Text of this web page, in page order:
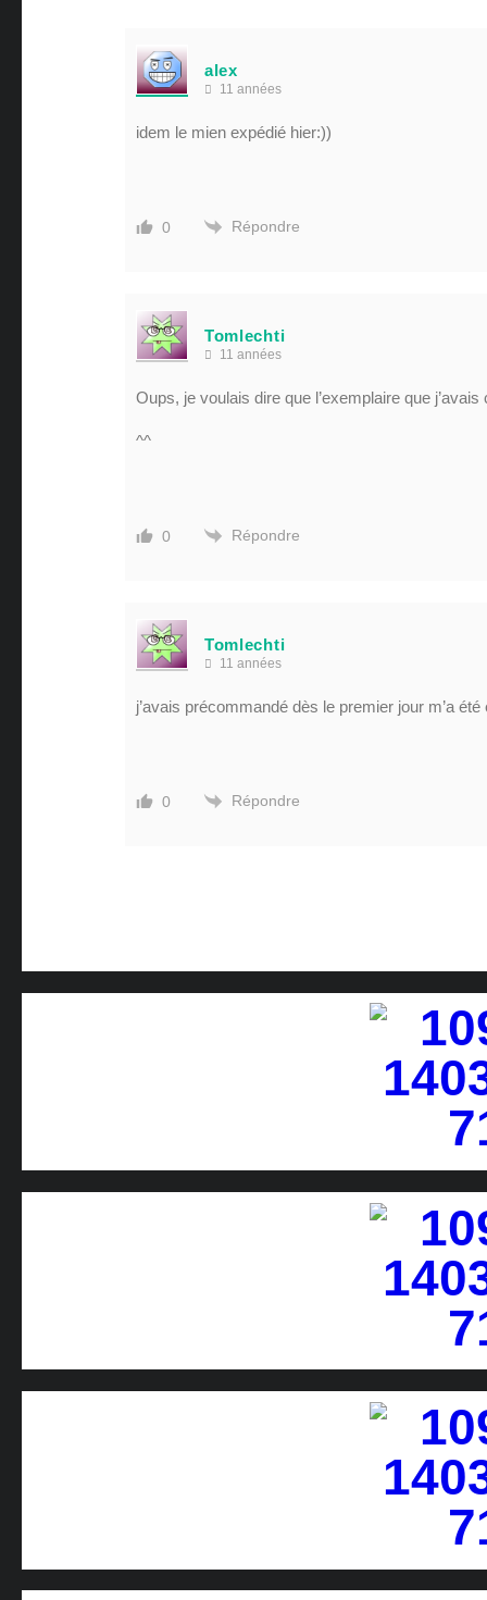
alex
11 années
idem le mien expédié hier:))
0 Répondre
Tomlechti
11 années
Oups, je voulais dire que l’exemplaire que
^^
0 Répondre
Tomlechti
11 années
j’avais précommandé dès le premier jour m’a
0 Répondre